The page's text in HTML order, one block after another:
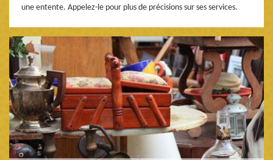
une entente. Appelez-le pour plus de précisions sur ses services.